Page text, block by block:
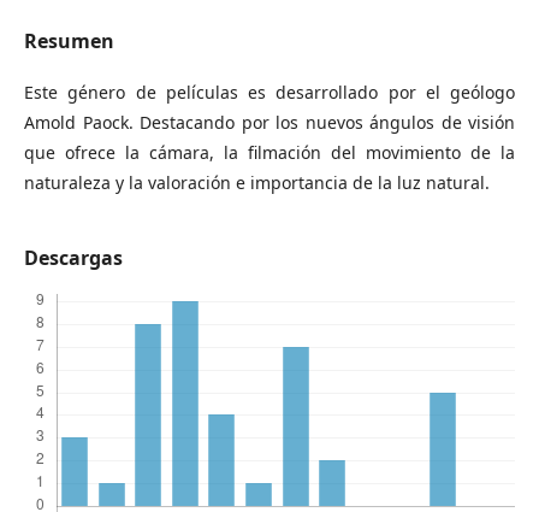
Resumen
Este género de películas es desarrollado por el geólogo
Amold Paock. Destacando por los nuevos ángulos de visión
que ofrece la cámara, la filmación del movimiento de la
naturaleza y la valoración e importancia de la luz natural.
Descargas